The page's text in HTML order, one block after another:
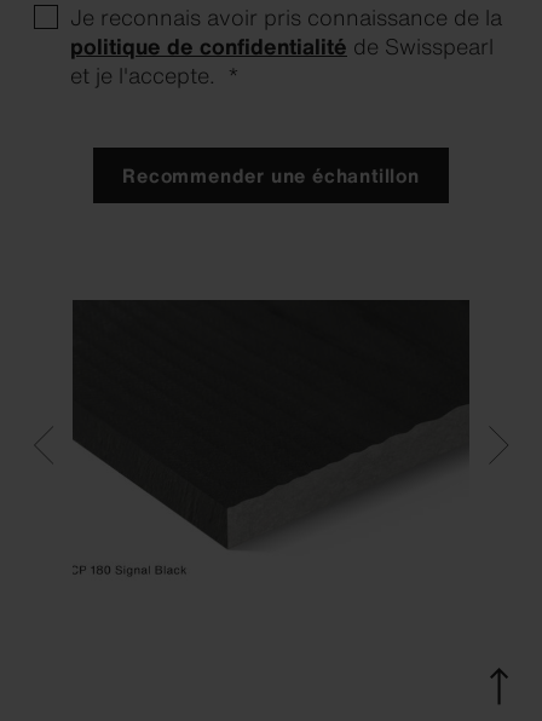
Je reconnais avoir pris connaissance de la
politique de confidentialité de Swisspearl
et je l'accepte. *
Recommender une échantillon